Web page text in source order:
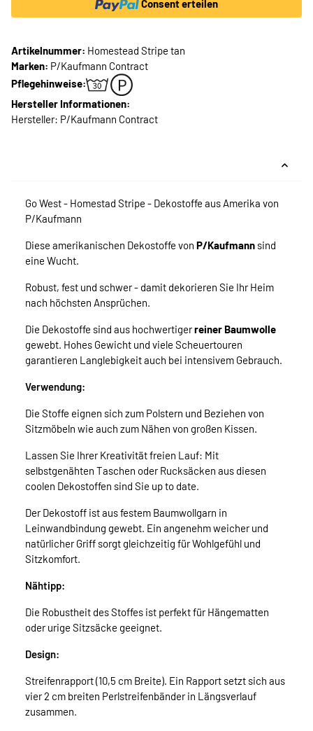
Consent erteilen
Artikelnummer: Homestead Stripe tan
Marken: P/Kaufmann Contract
Pflegehinweise:
Hersteller Informationen:
Hersteller: P/Kaufmann Contract
Go West - Homestad Stripe - Dekostoffe aus Amerika von
P/Kaufmann
Diese amerikanischen Dekostoffe von P/Kaufmann sind
eine Wucht.
Robust, fest und schwer - damit dekorieren Sie Ihr Heim
nach höchsten Ansprüchen.
Die Dekostoffe sind aus hochwertigerreiner Baumwolle
gewebt. Hohes Gewicht und viele Scheuertouren
garantieren Langlebigkeit auch bei intensivem Gebrauch.
Verwendung:
Die Stoffe eignen sich zum Polstern und Beziehen von
Sitzmöbeln wie auch zum Nähen von großen Kissen.
Lassen Sie Ihrer Kreativität freien Lauf: Mit
selbstgenähten Taschen oder Rucksäcken aus diesen
coolen Dekostoffen sind Sie up to date.
Der Dekostoff ist aus festem Baumwollgarn in
Leinwandbindung gewebt. Ein angenehm weicher und
natürlicher Griff sorgt gleichzeitig für Wohlgefühl und
Sitzkomfort.
Nähtipp:
Die Robustheit des Stoffes ist perfekt für Hängematten
oder urige Sitzsäcke geeignet.
Design:
Streifenrapport (10,5 cm Breite). Ein Rapport setzt sich aus
vier 2 cm breiten Perlstreifenbänder in Längsverlauf
zusammen.